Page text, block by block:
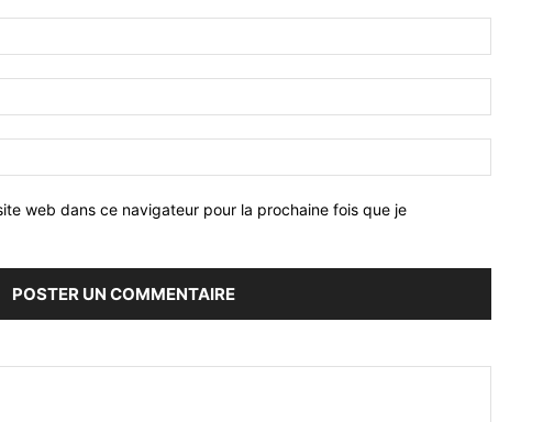
web dans ce navigateur pour la prochaine fois que je